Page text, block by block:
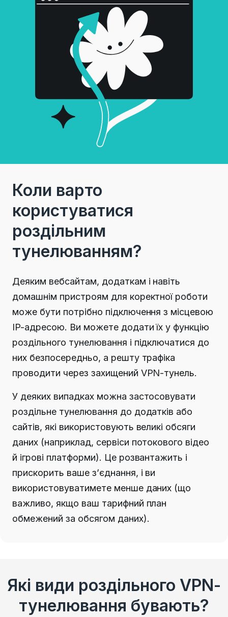
Коли варто
користуватися
роздільним
тунелюванням?
Деяким вебсайтам, додаткам і навіть
домашнім пристроям для коректної роботи
може бути потрібно підключення з місцевою
IP-адресою. Ви можете додати їх у функцію
роздільного тунелювання і підключатися до
них безпосередньо, а решту трафіка
проводити через захищений VPN-тунель.
У деяких випадках можна застосовувати
роздільне тунелювання до додатків або
сайтів, які використовують великі обсяги
даних (наприклад, сервіси потокового відео
й ігрові платформи). Це розвантажить і
прискорить ваше з’єднання, і ви
використовуватимете менше даних (що
важливо, якщо ваш тарифний план
обмежений за обсягом даних).
Які види роздільного VPN-
тунелювання бувають?